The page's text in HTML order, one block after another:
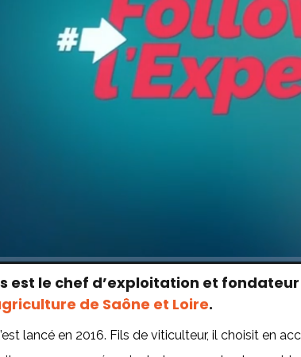
est le chef d’exploitation et
de Saône et Loire.
lancé en 2016. Fils de viticulteur, il choisit en